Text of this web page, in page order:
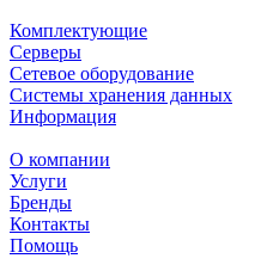
Комплектующие
Серверы
Сетевое оборудование
Системы хранения данных
Информация
О компании
Услуги
Бренды
Контакты
Помощь